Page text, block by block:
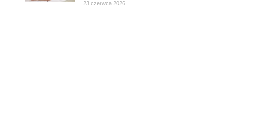
23 czerwca 2026